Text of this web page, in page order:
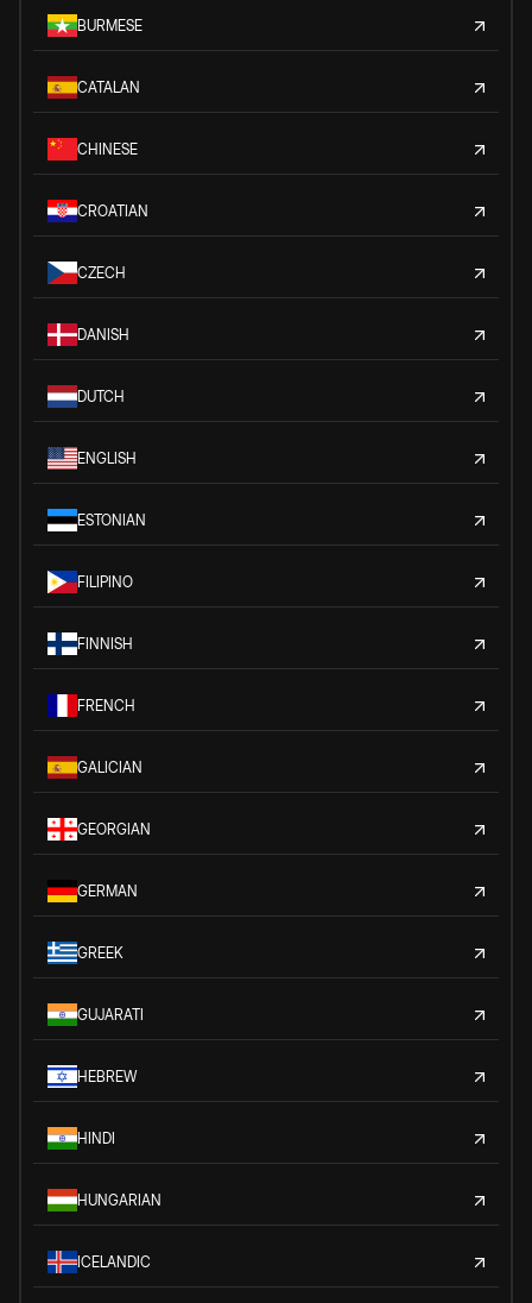
BURMESE
CATALAN
CHINESE
CROATIAN
CZECH
DANISH
DUTCH
ENGLISH
ESTONIAN
FILIPINO
FINNISH
FRENCH
GALICIAN
GEORGIAN
GERMAN
GREEK
GUJARATI
HEBREW
HINDI
HUNGARIAN
ICELANDIC